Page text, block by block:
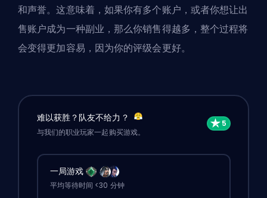
和声誉。这意味着，如果你有多个账户，或者你想让出
售账户成为一种副业，那么你销售得越多，整个过程将
会变得更加容易，因为你的评级会更好。
难以获胜？队友不给力？
与我们的职业玩家一起购买游戏。
一局游戏
平均等待时间 <30 分钟